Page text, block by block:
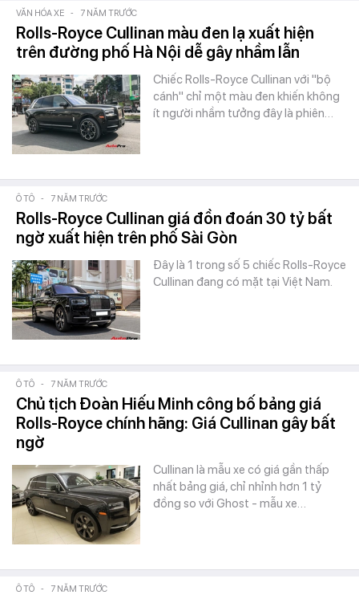
VĂN HÓA XE - 7 NĂM TRƯỚC
Rolls-Royce Cullinan màu đen lạ xuất hiện
trên đường phố Hà Nội dễ gây nhầm lẫn
Chiếc Rolls-Royce Cullinan với "bộ
cánh" chỉ một màu đen khiến không
ít người nhầm tưởng đây là phiên…
Ô TÔ - 7 NĂM TRƯỚC
Rolls-Royce Cullinan giá đồn đoán 30 tỷ bất
ngờ xuất hiện trên phố Sài Gòn
Đây là 1 trong số 5 chiếc Rolls-Royce
Cullinan đang có mặt tại Việt Nam.
Ô TÔ - 7 NĂM TRƯỚC
Chủ tịch Đoàn Hiếu Minh công bố bảng giá
Rolls-Royce chính hãng: Giá Cullinan gây bất
ngờ
Cullinan là mẫu xe có giá gần thấp
nhất bảng giá, chỉ nhỉnh hơn 1 tỷ
đồng so với Ghost - mẫu xe…
Ô TÔ - 7 NĂM TRƯỚC